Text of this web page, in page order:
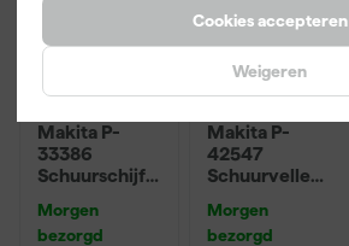
Cookies accepteren
Weigeren
Makita P-
33386
Schuurschijf
125mm (10st)
Morgen
bezorgd
Makita P-
42547
Schuurvellen
K120 (50st)
Morgen
bezorgd